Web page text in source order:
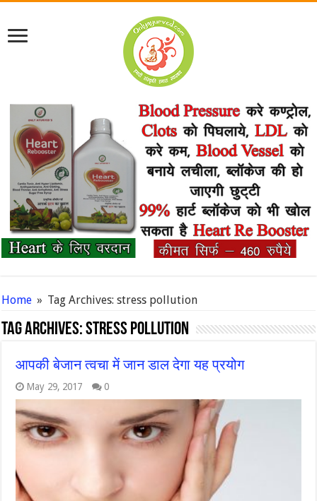
Home » Tag Archives: stress pollution
Tag Archives:stress pollution
आपकी बेजान त्वचा में जान डाल देगा यह प्रयोग
May 29, 2017 0